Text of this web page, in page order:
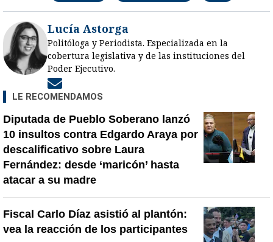
Lucía Astorga
Politóloga y Periodista. Especializada en la
cobertura legislativa y de las instituciones del
Poder Ejecutivo.
LE RECOMENDAMOS
Diputada de Pueblo Soberano lanzó
10 insultos contra Edgardo Araya por
descalificativo sobre Laura
Fernández: desde ‘maricón’ hasta
atacar a su madre
Fiscal Carlo Díaz asistió al plantón:
vea la reacción de los participantes